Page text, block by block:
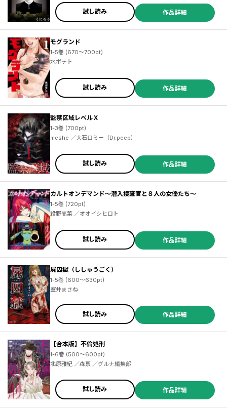
試し読み 作品詳細
モグランド
1-5巻 (670～700pt)
水ポテト
試し読み 作品詳細
監禁区域レベルＸ
1-3巻 (700pt)
meshe ／大石ロミー（Dr.peep）
試し読み 作品詳細
カルトオンデマンド～潜入捜査官と８人の女優たち～
1-5巻 (720pt)
殺野高菜 ／オオイシヒロト
試し読み 作品詳細
屍囚獄（ししゅうごく）
1-5巻 (600～630pt)
室井まさね
試し読み 作品詳細
【合本版】不倫処刑
1-6巻 (500～600pt)
北原雅紀 ／森禀 ／グルナ編集部
試し読み 作品詳細